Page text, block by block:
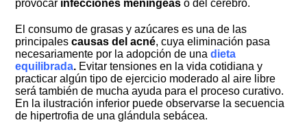
provocar infecciones meníngeas o del cerebro.
El consumo de grasas y azúcares es una de las
principalescausas del acné, cuya eliminación pasa
necesariamente por la adopción de unadieta
equilibrada. Evitar tensiones en la vida cotidiana y
practicar algún tipo de ejercicio moderado al aire libre
será también de mucha ayuda para el proceso curativo.
En la ilustración inferior puede observarse la secuencia
de hipertrofia de una glándula sebácea.